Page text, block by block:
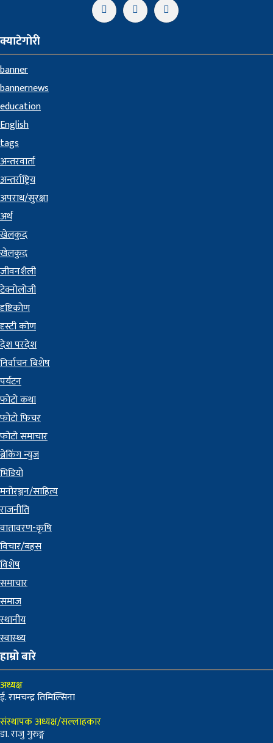
क्याटेगोरी
banner
bannernews
education
English
tags
अन्तरवार्ता
अन्तर्राष्ट्रिय
अपराध/सुरक्षा
अर्थ
खेलकुद
खेलकुद
जीवनशैली
टेक्नोलोजी
दृष्टिकोण
दृस्टी कोण
देश परदेश
निर्वाचन बिशेष
पर्यटन
फोटो कथा
फोटो फिचर
फोटो समाचार
ब्रेकिंग न्युज
भिडियो
मनोरञ्जन/साहित्य
राजनीति
वातावरण-कृषि
विचार/बहस
विशेष
समाचार
समाज
स्थानीय
स्वास्थ्य
हाम्रो बारे
अध्यक्ष
ई. रामचन्द्र तिमिल्सिना
संस्थापक अध्यक्ष/सल्लाहकार
डा. राजु गुरुङ्ग